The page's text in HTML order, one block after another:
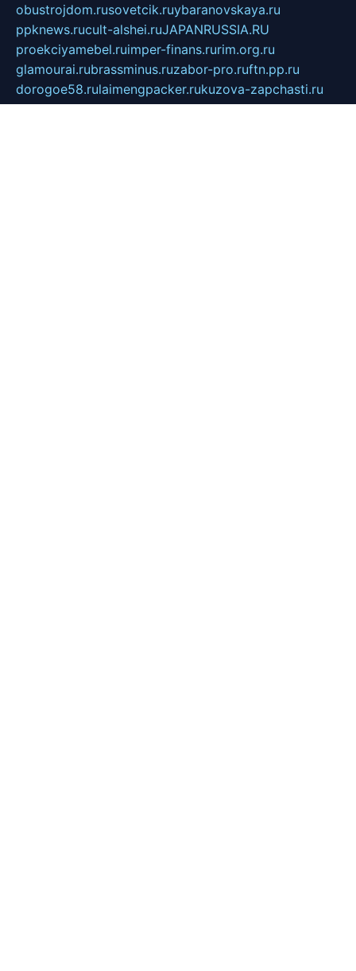
obustrojdom.rusovetcik.ruybaranovskaya.ru
ppknews.rucult-alshei.ruJAPANRUSSIA.RU
proekciyamebel.ruimper-finans.rurim.org.ru
glamourai.rubrassminus.ruzabor-pro.ruftn.pp.ru
dorogoe58.rulaimengpacker.rukuzova-zapchasti.ru
sageerp.rutaxodrom.rudsrazvitie.ruhardcity.net.ru